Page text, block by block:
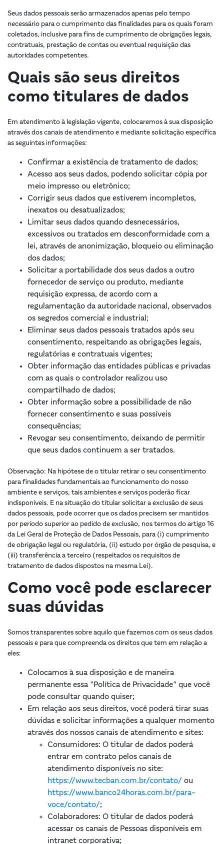
Seus dados pessoais serão armazenados apenas pelo tempo
necessário para o cumprimento das finalidades para os quais foram
coletados, inclusive para fins de cumprimento de obrigações legais,
contratuais, prestação de contas ou eventual requisição das
autoridades competentes.
Quais são seus direitos
como titulares de dados
Em atendimento à legislação vigente, colocaremos à sua disposição
através dos canais de atendimento e mediante solicitação específica
as seguintes informações:
Confirmar a existência de tratamento de dados;
Acesso aos seus dados, podendo solicitar cópia por
meio impresso ou eletrônico;
Corrigir seus dados que estiverem incompletos,
inexatos ou desatualizados;
Limitar seus dados quando desnecessários,
excessivos ou tratados em desconformidade com a
lei, através de anonimização, bloqueio ou eliminação
dos dados;
Solicitar a portabilidade dos seus dados a outro
fornecedor de serviço ou produto, mediante
requisição expressa, de acordo com a
regulamentação da autoridade nacional, observados
os segredos comercial e industrial;
Eliminar seus dados pessoais tratados após seu
consentimento, respeitando as obrigações legais,
regulatórias e contratuais vigentes;
Obter informação das entidades públicas e privadas
com as quais o controlador realizou uso
compartilhado de dados;
Obter informação sobre a possibilidade de não
fornecer consentimento e suas possíveis
consequências;
Revogar seu consentimento, deixando de permitir
que seus dados continuem a ser tratados.
Observação: Na hipótese de o titular retirar o seu consentimento
para finalidades fundamentais ao funcionamento do nosso
ambiente e serviços, tais ambientes e serviços poderão ficar
indisponíveis. E na situação do titular solicitar a exclusão de seus
dados pessoais, pode ocorrer que os dados precisem ser mantidos
por período superior ao pedido de exclusão, nos termos do artigo 16
da Lei Geral de Proteção de Dados Pessoais, para (i) cumprimento
de obrigação legal ou regulatória, (ii) estudo por órgão de pesquisa, e
(iii) transferência a terceiro (respeitados os requisitos de
tratamento de dados dispostos na mesma Lei).
Como você pode esclarecer
suas dúvidas
Somos transparentes sobre aquilo que fazemos com os seus dados
pessoais e para que compreenda os direitos que tem em relação a
eles:
Colocamos à sua disposição e de maneira
permanente essa "Política de Privacidade" que você
pode consultar quando quiser;
Em relação aos seus direitos, você poderá tirar suas
dúvidas e solicitar informações a qualquer momento
através dos nossos canais de atendimento e sites:
Consumidores: O titular de dados poderá
entrar em contrato pelos canais de
atendimento disponíveis no site:
https://www.tecban.com.br/contato/ ou
https://www.banco24horas.com.br/para-
voce/contato/;
Colaboradores: O titular de dados poderá
acessar os canais de Pessoas disponíveis em
intranet corporativa;